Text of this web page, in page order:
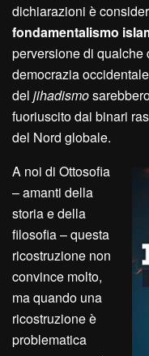
dichiarazioni è
fondamentalismo
perversione di qualche
democrazia
del jihadismo
fuoriuscito dai binari
del Nord globale.
A noi di Ottosofia
– amanti della
storia e della
filosofia – questa
ricostruzione non
convince molto,
ma quando una
ricostruzione è
problematica